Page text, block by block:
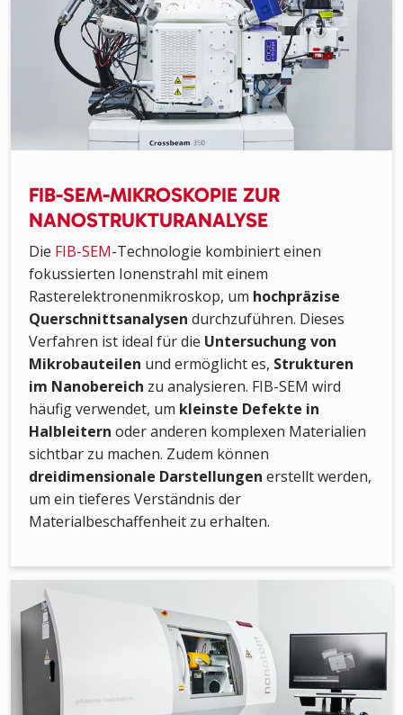
FIB-SEM-MIKROSKOPIE ZUR
NANOSTRUKTURANALYSE
Die FIB-SEM-Technologie kombiniert einen
fokussierten Ionenstrahl mit einem
Rasterelektronenmikroskop, um hochpräzise
Querschnittsanalysen durchzuführen. Dieses
Verfahren ist ideal für die Untersuchung von
Mikrobauteilen und ermöglicht es, Strukturen
im Nanobereich zu analysieren. FIB-SEM wird
häufig verwendet, um kleinste Defekte in
Halbleitern oder anderen komplexen Materialien
sichtbar zu machen. Zudem können
dreidimensionale Darstellungen erstellt werden,
um ein tieferes Verständnis der
Materialbeschaffenheit zu erhalten.